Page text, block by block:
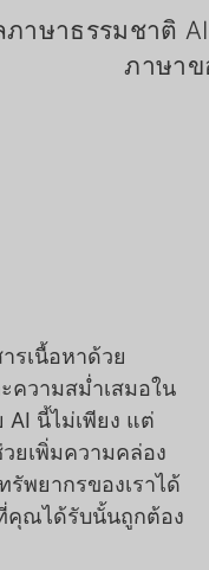
ภาษาธรรมชาติ
ภาษา
รเนื้อหาด้วย
ความสม่ำเสมอใน
นี้ไม่เพียง แต่
ยเพิ่มความคล่อง
พยากรของเราได้
คุณได้รับนั้นถูกต้อง